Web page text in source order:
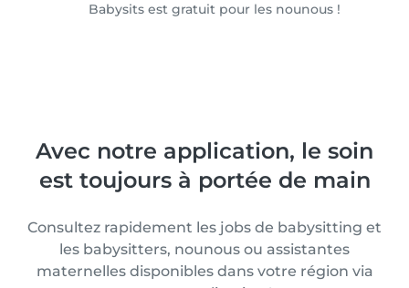
Babysits est gratuit pour les nounous !
Avec notre application, le soin
est toujours à portée de main
Consultez rapidement les jobs de babysitting et
les babysitters, nounous ou assistantes
maternelles disponibles dans votre région via